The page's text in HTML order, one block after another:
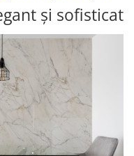
și sofisticat